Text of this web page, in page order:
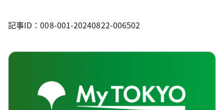
記事ID：008-001-20240822-006502